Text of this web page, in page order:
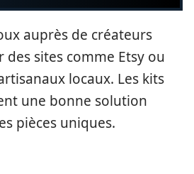
auprès de créateurs
sites comme Etsy ou
locaux. Les kits
une bonne solution
pièces uniques.